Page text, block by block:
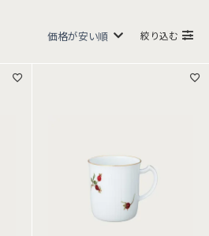
絞り込む